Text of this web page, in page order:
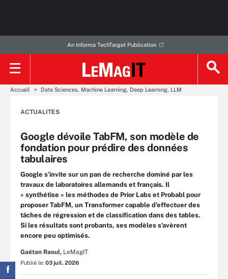
An Informa TechTarget Publication
Accueil Data Sciences, Machine Learning, Deep Learning, LLM
ACTUALITES
Google dévoile TabFM, son modèle de
fondation pour prédire des données
tabulaires
Google s’invite sur un pan de recherche dominé par les
travaux de laboratoires allemands et français. Il
« synthétise » les méthodes de Prior Labs et Probabl pour
proposer TabFM, un Transformer capable d’effectuer des
tâches de régression et de classification dans des tables.
Si les résultats sont probants, ses modèles s’avèrent
encore peu optimisés.
Gaétan Raoul, LeMagIT
Publié le: 03 juil. 2026